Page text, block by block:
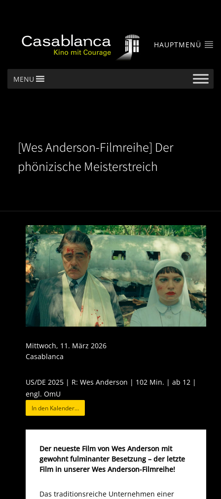
HAUPTMENÜ
MENU
[Wes Anderson-Filmreihe] Der
phönizische Meisterstreich
Der neueste Film von Wes Anderson mit
gewohnt fulminanter Besetzung – der letzte
Film in unserer Wes Anderson-Filmreihe!
Das traditionsreiche Unternehmen einer
Mittwoch, 11. März 2026
Casablanca
US/DE 2025 | R: Wes Anderson | 102 Min. | ab 12 |
engl. OmU
In den Kalender…